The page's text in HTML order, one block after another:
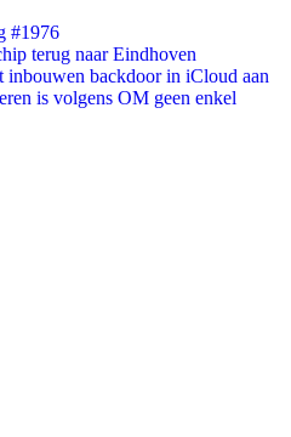
#1976
terug naar Eindhoven
inbouwen backdoor in iCloud aan
is volgens OM geen enkel